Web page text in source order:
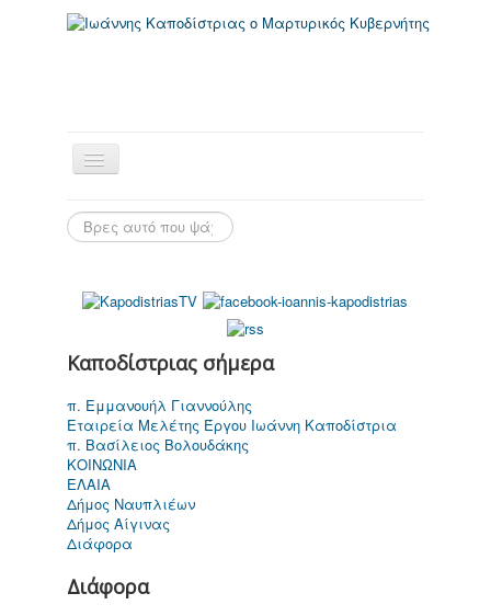
Αρχική Σελίδα
Καποδίστριας σήμερα
π. Εμμανουήλ Γιαννούλης
Εταιρεία Μελέτης Έργου Ιωάννη Καποδίστρια
π. Βασίλειος Βολουδάκης
ΚΟΙΝΩΝΙΑ
ΕΛΑΙΑ
Δήμος Ναυπλιέων
Δήμος Αίγινας
Διάφορα
Διάφορα